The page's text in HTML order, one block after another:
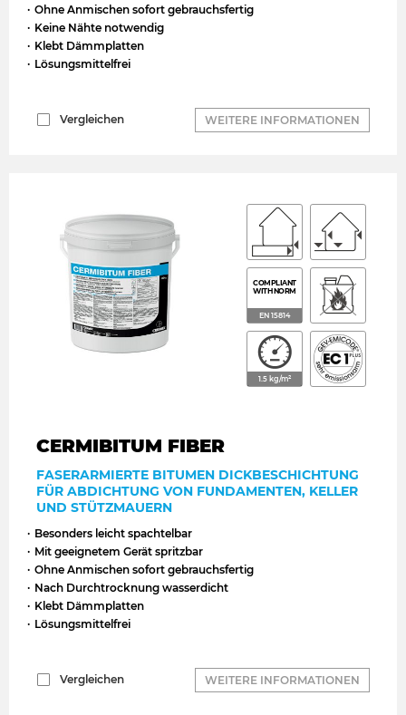
Ohne Anmischen sofort gebrauchsfertig
Keine Nähte notwendig
Klebt Dämmplatten
Lösungsmittelfrei
WEITERE INFORMATIONEN
Vergleichen
CERMIBITUM FIBER
FASERARMIERTE BITUMEN DICKBESCHICHTUNG
FÜR ABDICHTUNG VON FUNDAMENTEN, KELLER
UND STÜTZMAUERN
Besonders leicht spachtelbar
Mit geeignetem Gerät spritzbar
Ohne Anmischen sofort gebrauchsfertig
Nach Durchtrocknung wasserdicht
Klebt Dämmplatten
Lösungsmittelfrei
COMPLIANT
WITH NORM
EN 15814
1.5 kg/m²
WEITERE INFORMATIONEN
Vergleichen